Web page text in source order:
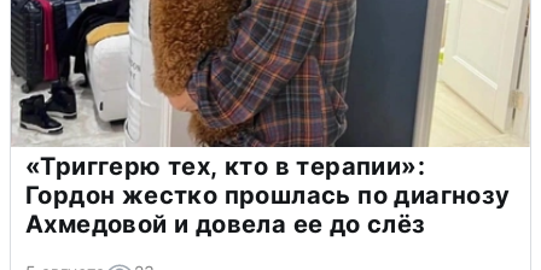
«Триггерю тех, кто в терапии»:
Гордон жестко прошлась по диагнозу
Ахмедовой и довела ее до слёз